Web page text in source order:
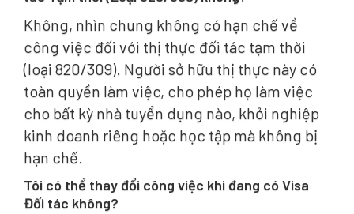
Không, nhìn chung không có hạn chế về
công việc đối với thị thực đối tác tạm thời
(loại 820/309). Người sở hữu thị thực này có
toàn quyền làm việc, cho phép họ làm việc
cho bất kỳ nhà tuyển dụng nào, khởi nghiệp
kinh doanh riêng hoặc học tập mà không bị
hạn chế.
Tôi có thể thay đổi công việc khi đang có Visa
Đối tác không?